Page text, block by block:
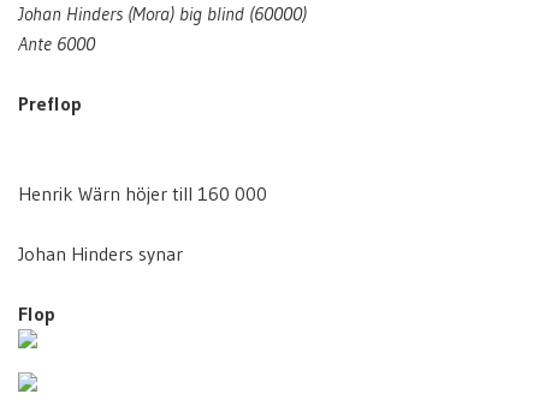
Johan Hinders (Mora) big blind (60000)
Ante 6000
Preflop
Henrik Wärn höjer till 160 000
Johan Hinders synar
Flop